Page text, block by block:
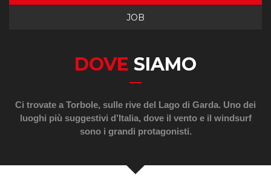
JOB
DOVE SIAMO
Ci trovate a Torbole, sulle rive del Lago di Garda. Uno dei
luoghi più suggestivi d’Italia, dove il vento e il windsurf
sono i grandi protagonisti.